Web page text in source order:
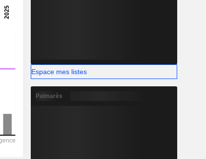
Espace mes listes
Palmarès